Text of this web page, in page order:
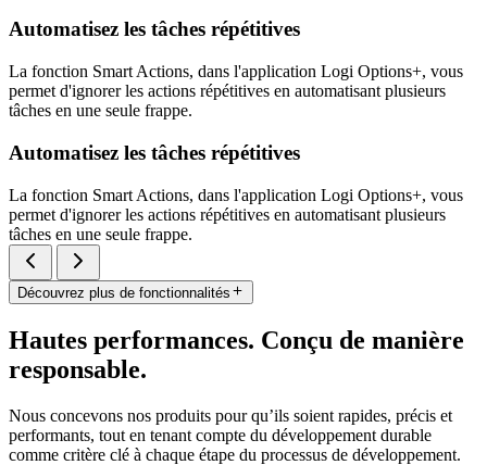
Automatisez les tâches répétitives
La fonction Smart Actions, dans l'application Logi Options+, vous
permet d'ignorer les actions répétitives en automatisant plusieurs
tâches en une seule frappe.
Automatisez les tâches répétitives
La fonction Smart Actions, dans l'application Logi Options+, vous
permet d'ignorer les actions répétitives en automatisant plusieurs
tâches en une seule frappe.
Découvrez plus de fonctionnalités
Hautes performances. Conçu de manière
responsable.
Nous concevons nos produits pour qu’ils soient rapides, précis et
performants, tout en tenant compte du développement durable
comme critère clé à chaque étape du processus de développement.